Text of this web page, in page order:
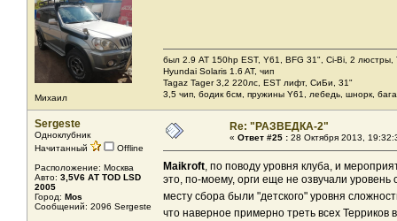
Михаил
был 2.9 AT 150hp EST, Y61, BFG 31", Ci-Bi, 2 люстры,
Hyundai Solaris 1.6 AT, чип
Tagaz Tager 3,2 220лс, EST лифт, СиБи, 31"
3,5 чип, бодик 6см, пружины Y61, лебедь, шнорк,
Sergeste
Одноклубник
Начитанный
Offline
Расположение: Москва
Авто: 3,5V6 АТ TOD LSD
2005
Город: Mos
Сообщений: 2096 Sergeste
Re: "РАЗВЕДКА-2"
« Ответ #25 : 28 Октября 2013,
Maikroft, по поводу уровня клуба, и
это, по-моему, орги еще не озвучали
месту сбора были "детского" уровня
что наверное примерно треть всех